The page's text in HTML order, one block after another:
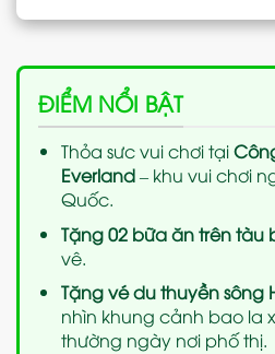
ĐIỂM NỔI BẬT
Thỏa sưc vui chơi tại
Everland– khu vui chơi
Quốc.
Tặng 02 bữa ăn trên tàu
vê.
Tặng védu thuyền sông
nhìn khung cảnh bao la
thường ngày nơi phố thị.